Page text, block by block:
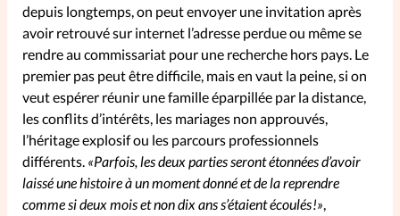
À propos
La rédaction
Mon compte
Changement d'adresse
depuis longtemps, on peut envoyer une invitation après
avoir retrouvé sur internet l’adresse perdue ou même se
rendre au commissariat pour une recherche hors pays. Le
premier pas peut être difficile, mais en vaut la peine, si on
veut espérer réunir une famille éparpillée par la distance,
les conflits d’intérêts, les mariages non approuvés,
l’héritage explosif ou les parcours professionnels
différents. «Parfois, les deux parties seront étonnées d’avoir
laissé une histoire à un moment donné et de la reprendre
comme si deux mois et non dix ans s’étaient écoulés !»,